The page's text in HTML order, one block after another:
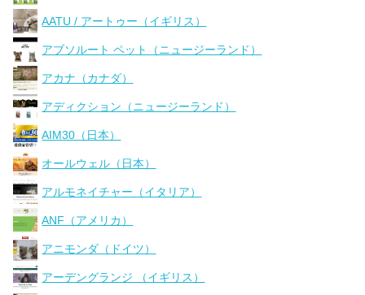
AATU / アートゥー（イギリス）
アブソルート ペット（ニュージーランド）
アカナ（カナダ）
アディクション（ニュージーランド）
AIM30（日本）
オールウェル（日本）
アルモネイチャー（イタリア）
ANF（アメリカ）
アニモンダ（ドイツ）
アーデングランジ （イギリス）